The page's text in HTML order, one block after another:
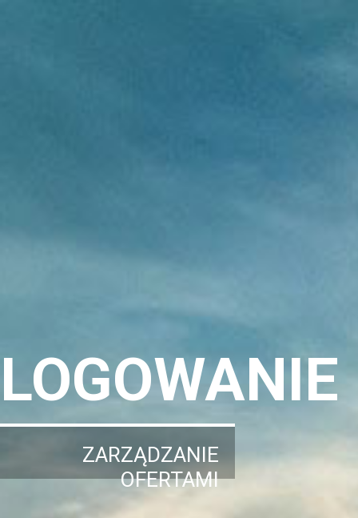
LOGOWANIE
ZARZĄDZANIE
OFERTAMI